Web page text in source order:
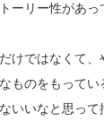
リー性があっ
けではなくて、
ものをもって
いいなと思って